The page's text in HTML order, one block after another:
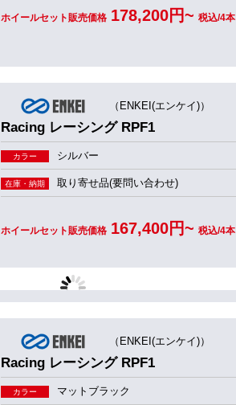
ホイールセット販売価格 178,200円~ 税込/4本
（ENKEI(エンケイ)）
Racing レーシング RPF1
カラー シルバー
在庫・納期 取り寄せ品(要問い合わせ)
ホイールセット販売価格 167,400円~ 税込/4本
（ENKEI(エンケイ)）
Racing レーシング RPF1
カラー マットブラック